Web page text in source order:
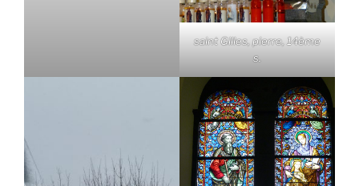
saint Gilles, pierre, 14ème
s.